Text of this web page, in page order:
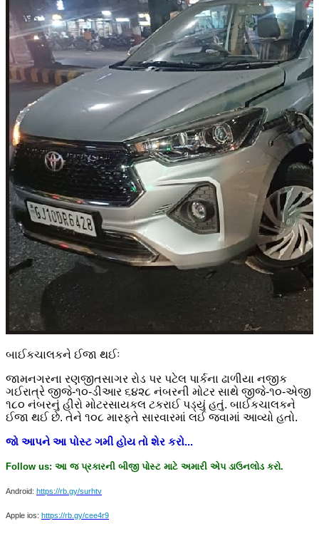
બાઈકચાલકને ઈજા થઈઃ
જામનગરના રણજીતસાગર રોડ પર પટેલ પાર્કના ઢાળીયા નજીક
ગઈરાત્રે જીજે-૧૦-ડીઆર ૬૪૨૮ નંબરની મોટર સાથે જીજે-૧૦-એજી
૧૮૦ નંબરનું હીરો મોટરસાયકલ ટકરાઈ પડ્યું હતું. બાઈકચાલકને
ઈજા થઈ છે. તેને ૧૦૮ મારફતે સારવારમાં લઈ જવામાં આવ્યો હતો.
જો આપને આ પોસ્ટ ગમી હોય તો શેર કરો...
Follow us: આ જ પ્રકારની બીજી પોસ્ટ માટે અમારી એપ ડાઉનલોડ કરો.
Android: https://rb.gy/surhtv
Apple ios: https://rb.gy/cee4r9